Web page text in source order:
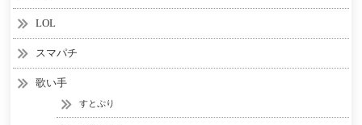
LOL
スマパチ
歌い手
すとぷり